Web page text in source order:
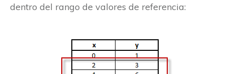
dentro del rango de valores de referencia: